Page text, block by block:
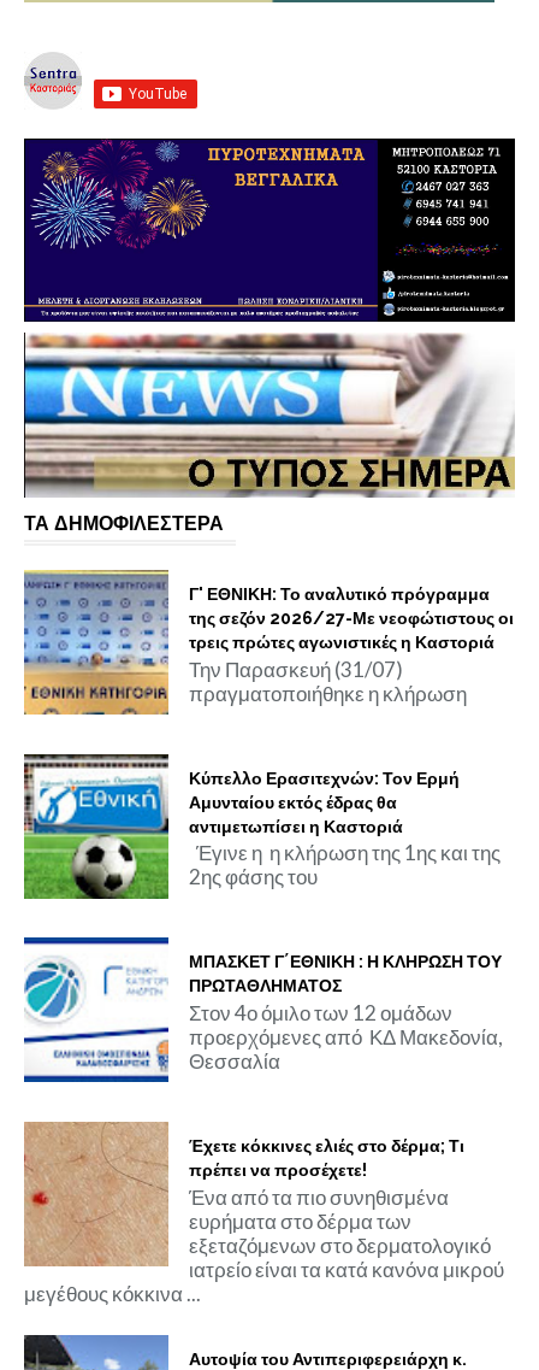
ΤΑ ΔΗΜΟΦΙΛΕΣΤΕΡΑ
Γ' ΕΘΝΙΚΗ: Το αναλυτικό πρόγραμμα
της σεζόν 2026/27-Με νεοφώτιστους οι
τρεις πρώτες αγωνιστικές η Καστοριά
Την Παρασκευή (31/07)
πραγματοποιήθηκε η κλήρωση
Κύπελλο Ερασιτεχνών: Τον Ερμή
Αμυνταίου εκτός έδρας θα
αντιμετωπίσει η Καστοριά
Έγινε η η κλήρωση της 1ης και της
2ης φάσης του
ΜΠΑΣΚΕΤ Γ΄ΕΘΝΙΚΗ : Η ΚΛΗΡΩΣΗ ΤΟΥ
ΠΡΩΤΑΘΛΗΜΑΤΟΣ
Στον 4ο όμιλο των 12 ομάδων
προερχόμενες από ΚΔ Μακεδονία,
Θεσσαλία
Έχετε κόκκινες ελιές στο δέρμα; Τι
πρέπει να προσέχετε!
Ένα από τα πιο συνηθισμένα
ευρήματα στο δέρμα των
εξεταζόμενων στο δερματολογικό
ιατρείο είναι τα κατά κανόνα μικρού
μεγέθους κόκκινα ...
Αυτοψία του Αντιπεριφερειάρχη κ.